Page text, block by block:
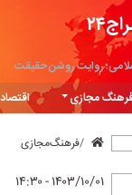
روایت روشن حقیقت
مجازی
فرهنگ‌مجازی
۱۴۰۳/۱۰/۰۱ - ۱۴:۳۰